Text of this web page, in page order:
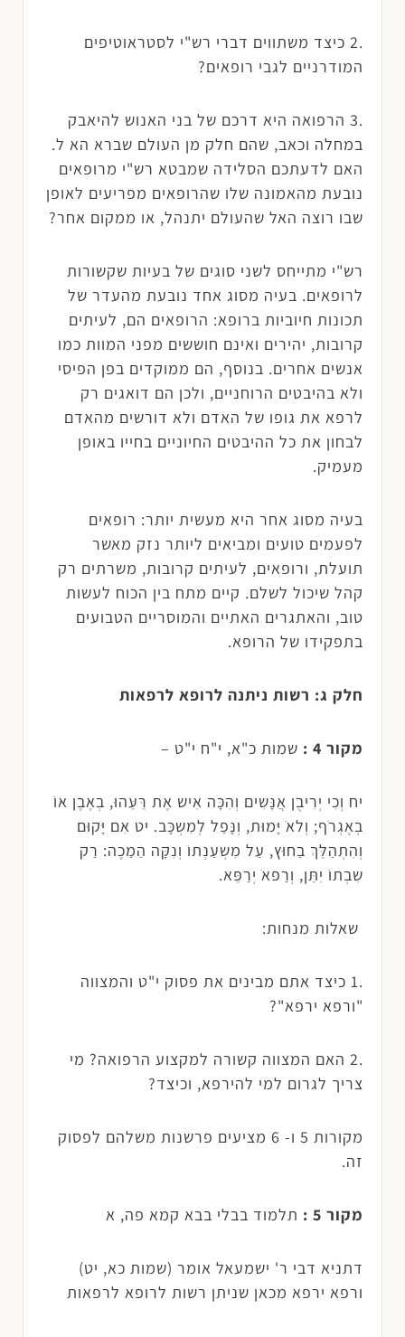
.2 כיצד משתווים דברי רש"י לסטראוטיפים
המודרניים לגבי רופאים?
.3 הרפואה היא דרכם של בני האנוש להיאבק
במחלה וכאב, שהם חלק מן העולם שברא הא ל.
האם לדעתכם הסלידה שמבטא רש"י מרופאים
נובעת מהאמונה שלו שהרופאים מפריעים לאופן
שבו רוצה האל שהעולם יתנהל, או ממקום אחר?
רש"י מתייחס לשני סוגים של בעיות שקשורות
לרופאים. בעיה מסוג אחד נובעת מהעדר של
תכונות חיוביות ברופא: הרופאים הם, לעיתים
קרובות, יהירים ואינם חוששים מפני המוות כמו
אנשים אחרים. בנוסף, הם ממוקדים בפן הפיסי
ולא בהיבטים הרוחניים, ולכן הם דואגים רק
לרפא את גופו של האדם ולא דורשים מהאדם
לבחון את כל ההיבטים החיוניים בחייו באופן
מעמיק.
בעיה מסוג אחר היא מעשית יותר: רופאים
לפעמים טועים ומביאים ליותר נזק מאשר
תועלת, ורופאים, לעיתים קרובות, משרתים רק
קהל שיכול לשלם. קיים מתח בין הכוח לעשות
טוב, והאתגרים האתיים והמוסריים הטבועים
בתפקידו של הרופא.
חלק ג: רשות ניתנה לרופא לרפאות
מקור 4 : שמות כ"א, י"ח י"ט –
יח וְכִי יְרִיבֻׁן אֲנָּשִים וְהִכָּה אִיש אֶת רֵּעֵּהוּ, בְאֶבֶן אוֹ
בְאֶגְרֹף; וְלאֹ יָּמוּת, וְנָּפַל לְמִשְכָּב. יט אִם יָּקוּם
וְהִתְהַלֵּךְ בַחוּץ, עַל מִשְעַנְתוֹ וְנִקָּה הַמַכֶה: רַק
שִבְתוֹ יִתֵּן, וְרַפאֹ יְרַפֵּא.
שאלות מנחות:
.1 כיצד אתם מבינים את פסוק י"ט והמצווה
"ורפא ירפא"?
.2 האם המצווה קשורה למקצוע הרפואה? מי
צריך לגרום למי להירפא, וכיצד?
מקורות 5 ו- 6 מציעים פרשנות משלהם לפסוק
זה.
מקור 5 : תלמוד בבלי בבא קמא פה, א
דתניא דבי ר' ישמעאל אומר (שמות כא, יט)
ורפא ירפא מכאן שניתן רשות לרופא לרפאות